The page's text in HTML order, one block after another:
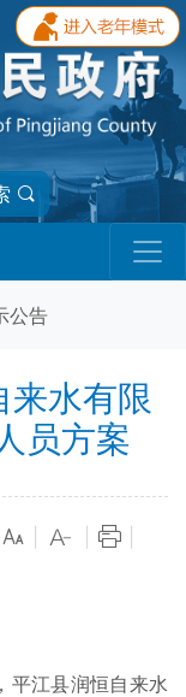
公告
水有限
员方案
平江县润恒自来水